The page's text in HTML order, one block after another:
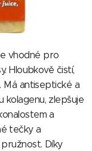
vhodné pro
Hloubkově čistí,
Má antiseptické a
zlepšuje
a
tečky a
Díky